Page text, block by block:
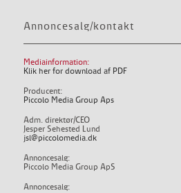
Annoncesalg/kontakt
Mediainformation:
Klik her for download af PDF
Producent:
Piccolo Media Group Aps
Adm. direktør/CEO
Jesper Sehested Lund
jsl@piccolomedia.dk
Annoncesalg:
Piccolo Media Group ApS
Annoncesalg: